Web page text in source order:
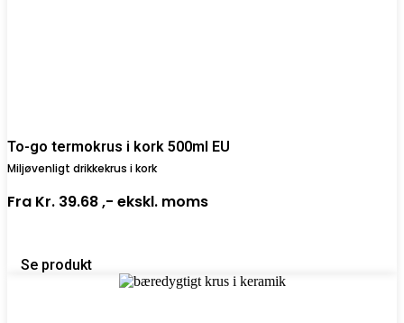
To-go termokrus i kork 500ml EU
Miljøvenligt drikkekrus i kork
Fra Kr. 39.68 ,- ekskl. moms
Se produkt